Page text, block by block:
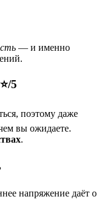
— и именно
5
поэтому даже
вы ожидаете.
.
напряжение даёт о